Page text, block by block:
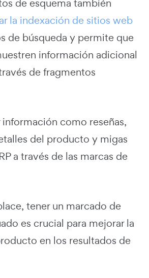
de esquema también
la indexación de sitios web
de búsqueda y permite que
información adicional
de fragmentos
información como reseñas,
del producto y migas
a través de las marcas de
tener un marcado de
es crucial para mejorar la
en los resultados de